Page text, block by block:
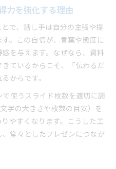
力を強化する理由
で、話し手は自分の主張や提
。この自信が、言葉や態度に
を与えます。なぜなら、資料
ているからこそ、「伝わるだ
からです。
使うスライド枚数を適切に調
字の大きさや枚数の目安）を
やすくなります。こうした工
堂々としたプレゼンにつなが